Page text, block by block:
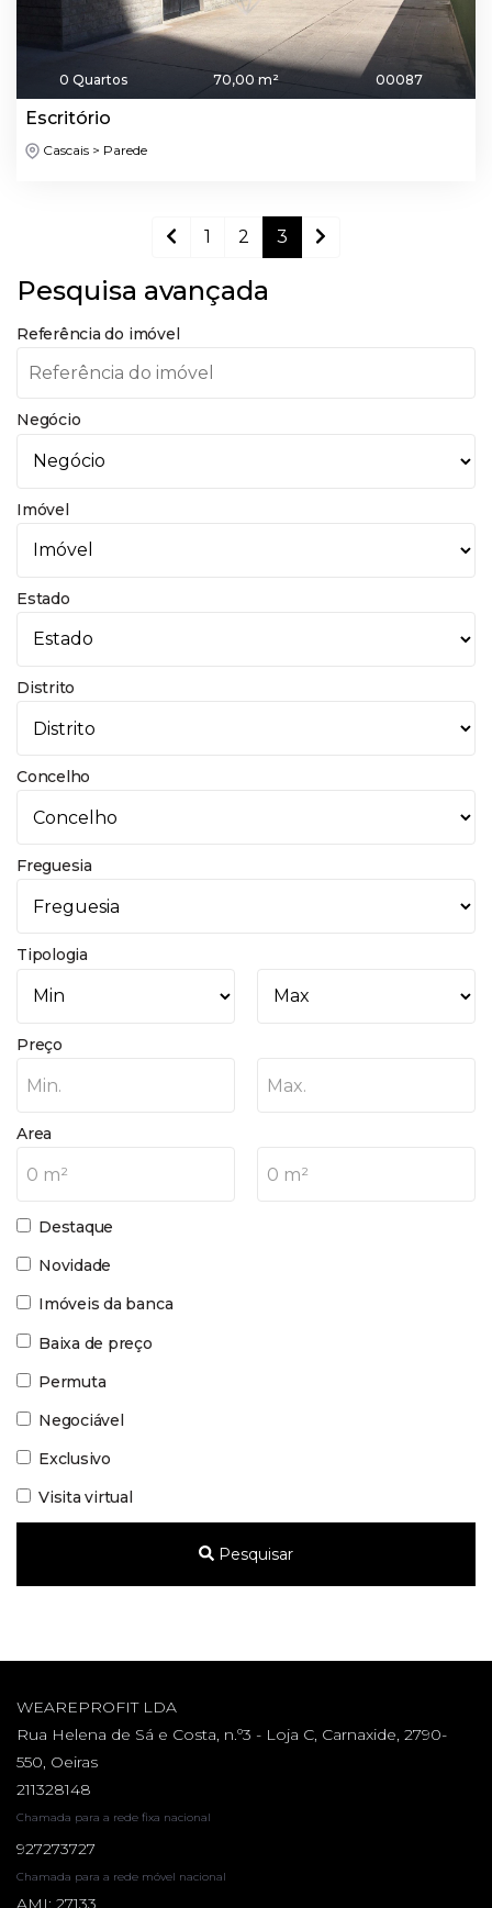
0 Quartos 70,00 m² 00087
Escritório
Cascais > Parede
1 2 3
Pesquisa avançada
Referência do imóvel
Negócio
Imóvel
Estado
Distrito
Concelho
Freguesia
Tipologia
Preço
Min. Max.
Area
0 m² 0 m²
Destaque
Novidade
Imóveis da banca
Baixa de preço
Permuta
Negociável
Exclusivo
Visita virtual
Pesquisar
WEAREPROFIT LDA
Rua Helena de Sá e Costa, n.º3 - Loja C, Carnaxide, 2790-
550, Oeiras
211328148
Chamada para a rede fixa nacional
927273727
Chamada para a rede móvel nacional
AMI: 27133